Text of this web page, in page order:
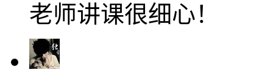
老师讲课很细心！